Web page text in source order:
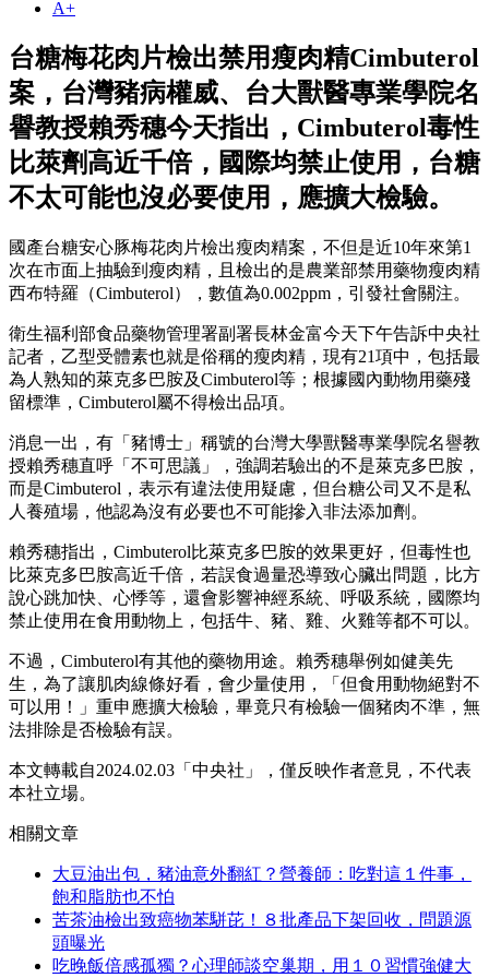
A+
台糖梅花肉片檢出禁用瘦肉精Cimbuterol
案，台灣豬病權威、台大獸醫專業學院名
譽教授賴秀穗今天指出，Cimbuterol毒性
比萊劑高近千倍，國際均禁止使用，台糖
不太可能也沒必要使用，應擴大檢驗。
國產台糖安心豚梅花肉片檢出瘦肉精案，不但是近10年來第1
次在市面上抽驗到瘦肉精，且檢出的是農業部禁用藥物瘦肉精
西布特羅（Cimbuterol），數值為0.002ppm，引發社會關注。
衛生福利部食品藥物管理署副署長林金富今天下午告訴中央社
記者，乙型受體素也就是俗稱的瘦肉精，現有21項中，包括最
為人熟知的萊克多巴胺及Cimbuterol等；根據國內動物用藥殘
留標準，Cimbuterol屬不得檢出品項。
消息一出，有「豬博士」稱號的台灣大學獸醫專業學院名譽教
授賴秀穗直呼「不可思議」，強調若驗出的不是萊克多巴胺，
而是Cimbuterol，表示有違法使用疑慮，但台糖公司又不是私
人養殖場，他認為沒有必要也不可能摻入非法添加劑。
賴秀穗指出，Cimbuterol比萊克多巴胺的效果更好，但毒性也
比萊克多巴胺高近千倍，若誤食過量恐導致心臟出問題，比方
說心跳加快、心悸等，還會影響神經系統、呼吸系統，國際均
禁止使用在食用動物上，包括牛、豬、雞、火雞等都不可以。
不過，Cimbuterol有其他的藥物用途。賴秀穗舉例如健美先
生，為了讓肌肉線條好看，會少量使用，「但食用動物絕對不
可以用！」重申應擴大檢驗，畢竟只有檢驗一個豬肉不準，無
法排除是否檢驗有誤。
本文轉載自2024.02.03「中央社」，僅反映作者意見，不代表
本社立場。
相關文章
大豆油出包，豬油意外翻紅？營養師：吃對這１件事，
飽和脂肪也不怕
苦茶油檢出致癌物苯駢芘！８批產品下架回收，問題源
頭曝光
吃晚飯倍感孤獨？心理師談空巢期，用１０習慣強健大